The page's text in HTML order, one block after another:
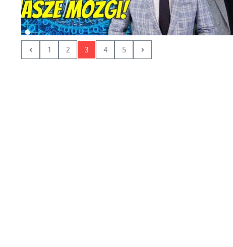
1 2 3 4 5